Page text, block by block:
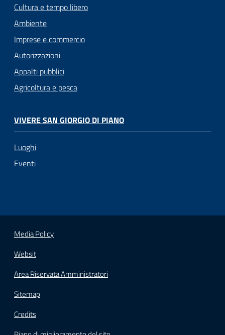
Cultura e tempo libero
Ambiente
Imprese e commercio
Autorizzazioni
Appalti pubblici
Agricoltura e pesca
VIVERE SAN GIORGIO DI PIANO
Luoghi
Eventi
Media Policy
Websit
Area Riservata Amministratori
Sitemap
Credits